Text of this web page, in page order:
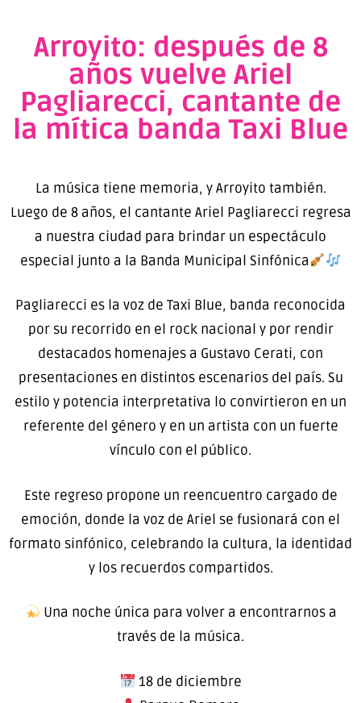
Arroyito: después de 8
años vuelve Ariel
Pagliarecci, cantante de
la mítica banda Taxi Blue
La música tiene memoria, y Arroyito también.
Luego de 8 años, el cantante Ariel Pagliarecci regresa
a nuestra ciudad para brindar un espectáculo
especial junto a la Banda Municipal Sinfónica
Pagliarecci es la voz de Taxi Blue, banda reconocida
por su recorrido en el rock nacional y por rendir
destacados homenajes a Gustavo Cerati, con
presentaciones en distintos escenarios del país. Su
estilo y potencia interpretativa lo convirtieron en un
referente del género y en un artista con un fuerte
vínculo con el público.
Este regreso propone un reencuentro cargado de
emoción, donde la voz de Ariel se fusionará con el
formato sinfónico, celebrando la cultura, la identidad
y los recuerdos compartidos.
Una noche única para volver a encontrarnos a
través de la música.
18 de diciembre